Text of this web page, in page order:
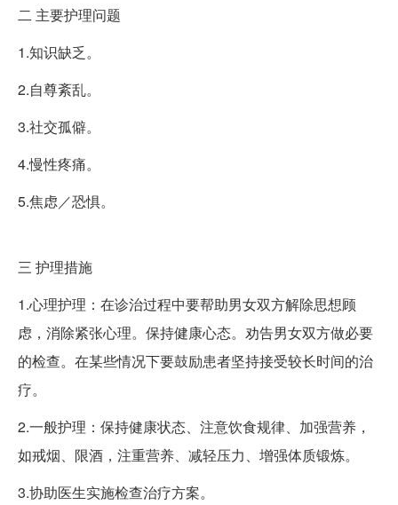
二 主要护理问题
1.知识缺乏。
2.自尊紊乱。
3.社交孤僻。
4.慢性疼痛。
5.焦虑／恐惧。
三 护理措施
1.心理护理：在诊治过程中要帮助男女双方解除思想顾
虑，消除紧张心理。保持健康心态。劝告男女双方做必要
的检查。在某些情况下要鼓励患者坚持接受较长时间的治
疗。
2.一般护理：保持健康状态、注意饮食规律、加强营养，
如戒烟、限酒，注重营养、减轻压力、增强体质锻炼。
3.协助医生实施检查治疗方案。